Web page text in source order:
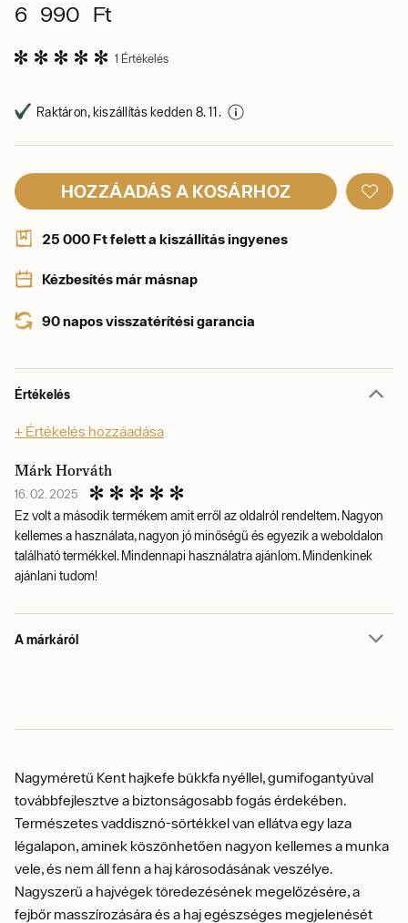
6 990 Ft
1 Értékelés
Raktáron, kiszállítás kedden 8. 11.
HOZZÁADÁS A KOSÁRHOZ
25 000 Ft felett a kiszállítás ingyenes
Kézbesítés már másnap
90 napos visszatérítési garancia
Értékelés
+ Értékelés hozzáadása
Márk Horváth
16. 02. 2025
Ez volt a második termékem amit erről az oldalról rendeltem. Nagyon
kellemes a használata, nagyon jó minőségű és egyezik a weboldalon
található termékkel. Mindennapi használatra ajánlom. Mindenkinek
ajánlani tudom!
A márkáról
Nagyméretű Kent hajkefe bükkfa nyéllel, gumifogantyúval
továbbfejlesztve a biztonságosabb fogás érdekében.
Természetes vaddisznó-sörtékkel van ellátva egy laza
légalapon, aminek köszönhetően nagyon kellemes a munka
vele, és nem áll fenn a haj károsodásának veszélye.
Nagyszerű a hajvégek töredezésének megelőzésére, a
fejbőr masszírozására és a haj egészséges megjelenését